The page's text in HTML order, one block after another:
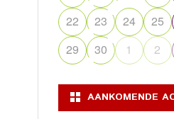
22
23 24 25
29
30 1 2
AANKOMENDE